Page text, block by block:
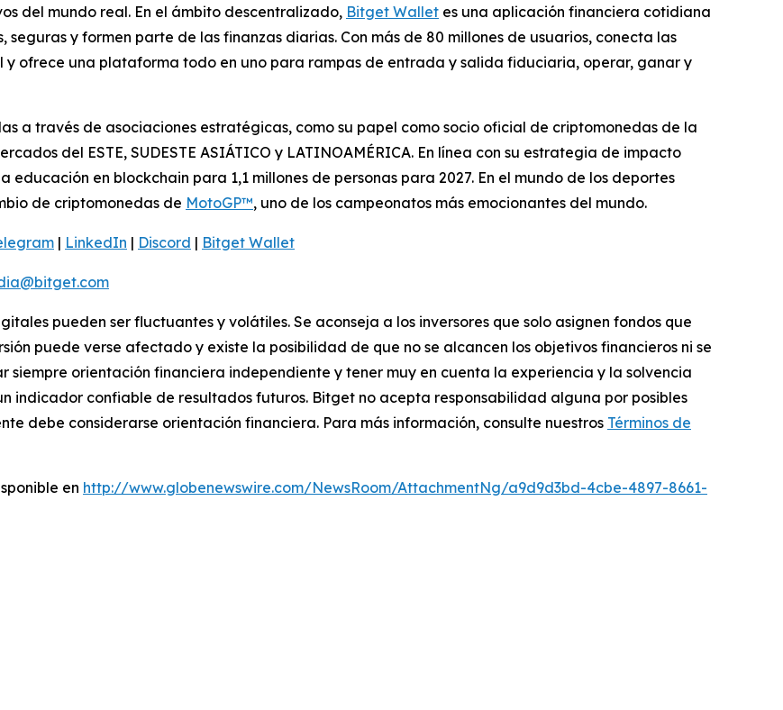
del mundo real. En el ámbito descentralizado, Bitget Wallet es una aplicación financiera cotidiana
y formen parte de las finanzas diarias. Con más de 80 millones de usuarios, conecta las
y ofrece una plataforma todo en uno para rampas de entrada y salida fiduciaria, operar, ganar y
a través de asociaciones estratégicas, como su papel como socio oficial de criptomonedas de la
del ESTE, SUDESTE ASIÁTICO y LATINOAMÉRICA. En línea con su estrategia de impacto
educación en blockchain para 1,1 millones de personas para 2027. En el mundo de los deportes
de criptomonedas de MotoGP™, uno de los campeonatos más emocionantes del mundo.
| LinkedIn | Discord | Bitget Wallet
pueden ser fluctuantes y volátiles. Se aconseja a los inversores que solo asignen fondos que
puede verse afectado y existe la posibilidad de que no se alcancen los objetivos financieros ni se
siempre orientación financiera independiente y tener muy en cuenta la experiencia y la solvencia
indicador confiable de resultados futuros. Bitget no acepta responsabilidad alguna por posibles
debe considerarse orientación financiera. Para más información, consulte nuestros Términos de
en http://www.globenewswire.com/NewsRoom/AttachmentNg/a9d9d3bd-4cbe-4897-8661-